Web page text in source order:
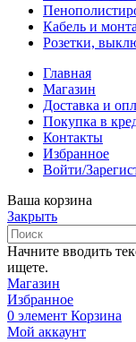
Кабель и
Розетки,
Главная
Магазин
Доставка и
Покупка в
Контакты
Избранное
Войти/
Ваша корзина
Закрыть
Начните вводить
ищете.
Магазин
Избранное
0 элемент Корзина
Мой аккаунт